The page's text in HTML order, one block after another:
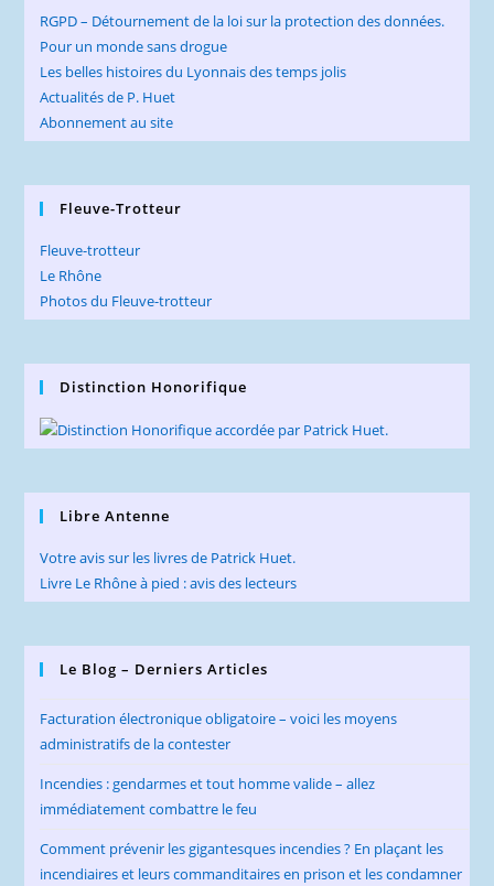
RGPD – Détournement de la loi sur la protection des données.
Pour un monde sans drogue
Les belles histoires du Lyonnais des temps jolis
Actualités de P. Huet
Abonnement au site
Fleuve-Trotteur
Fleuve-trotteur
Le Rhône
Photos du Fleuve-trotteur
Distinction Honorifique
Libre Antenne
Votre avis sur les livres de Patrick Huet.
Livre Le Rhône à pied : avis des lecteurs
Le Blog – Derniers Articles
Facturation électronique obligatoire – voici les moyens
administratifs de la contester
Incendies : gendarmes et tout homme valide – allez
immédiatement combattre le feu
Comment prévenir les gigantesques incendies ? En plaçant les
incendiaires et leurs commanditaires en prison et les condamner